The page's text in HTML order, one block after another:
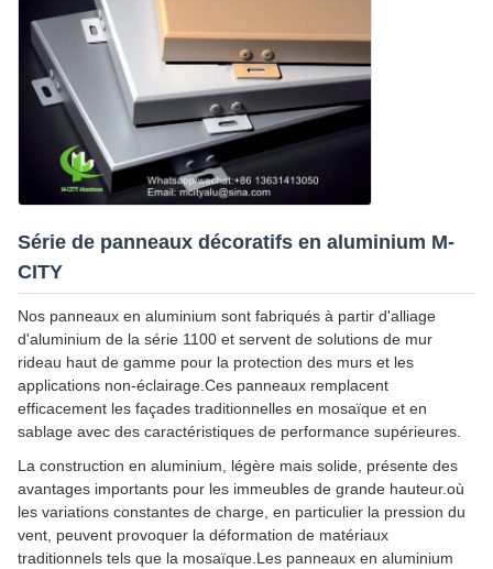
Série de panneaux décoratifs en aluminium M-
CITY
Nos panneaux en aluminium sont fabriqués à partir d'alliage
d'aluminium de la série 1100 et servent de solutions de mur
rideau haut de gamme pour la protection des murs et les
applications non-éclairage.Ces panneaux remplacent
efficacement les façades traditionnelles en mosaïque et en
sablage avec des caractéristiques de performance supérieures.
La construction en aluminium, légère mais solide, présente des
avantages importants pour les immeubles de grande hauteur.où
les variations constantes de charge, en particulier la pression du
vent, peuvent provoquer la déformation de matériaux
traditionnels tels que la mosaïque.Les panneaux en aluminium